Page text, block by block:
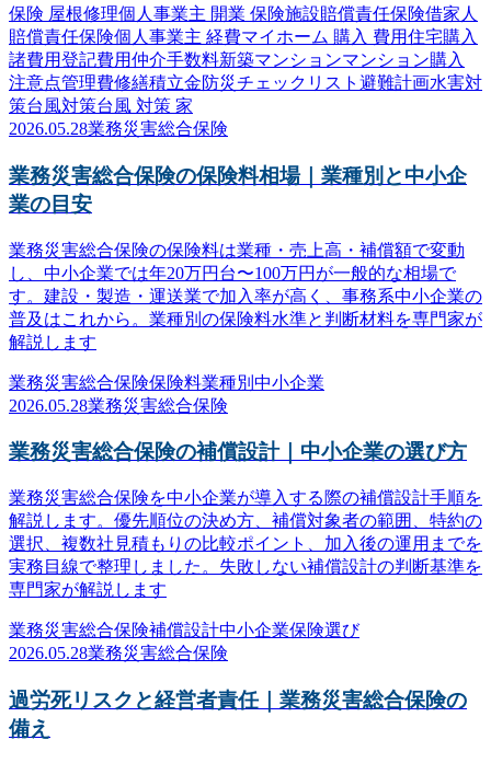
保険 屋根修理個人事業主 開業 保険施設賠償責任保険借家人
賠償責任保険個人事業主 経費マイホーム 購入 費用住宅購入
諸費用登記費用仲介手数料新築マンションマンション購入
注意点管理費修繕積立金防災チェックリスト 避難計画水害対
策台風対策台風 対策 家
2026.05.28業務災害総合保険
業務災害総合保険の保険料相場｜業種別と中小企
業の目安
業務災害総合保険の保険料は業種・売上高・補償額で変動
し、中小企業では年20万円台〜100万円が一般的な相場で
す。建設・製造・運送業で加入率が高く、事務系中小企業の
普及はこれから。業種別の保険料水準と判断材料を専門家が
解説します
業務災害総合保険保険料業種別 中小企業
2026.05.28業務災害総合保険
業務災害総合保険の補償設計｜中小企業の選び方
業務災害総合保険を中小企業が導入する際の補償設計手順を
解説します。優先順位の決め方、補償対象者の範囲、特約の
選択、複数社見積もりの比較ポイント、加入後の運用までを
実務目線で整理しました。失敗しない補償設計の判断基準を
専門家が解説します
業務災害総合保険補償設計中小企業保険選び
2026.05.28業務災害総合保険
過労死リスクと経営者責任｜業務災害総合保険の
備え